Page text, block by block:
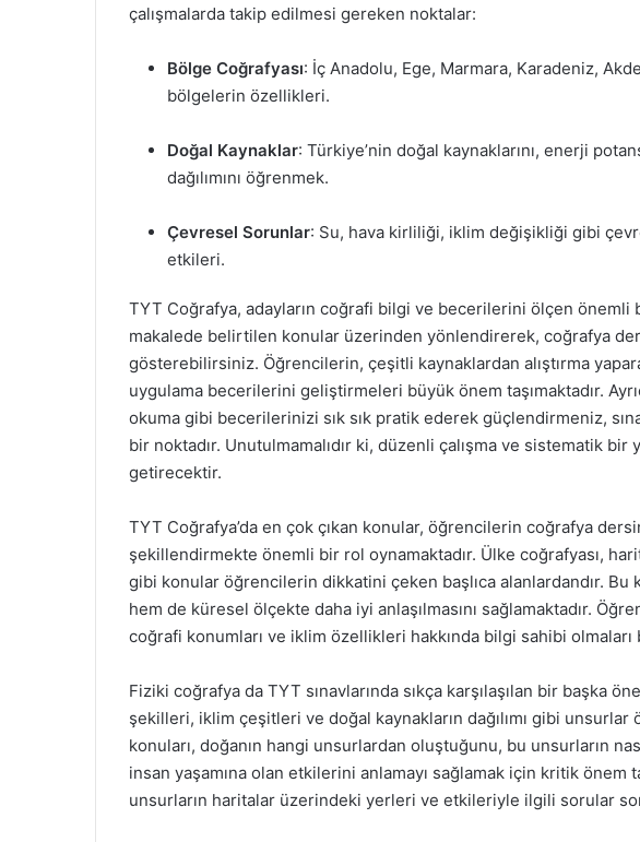
çalışmalarda takip edilmesi gereken noktalar:
Bölge Coğrafyası: İç Anadolu, Ege, Marmara, Karadeniz,
bölgelerin özellikleri.
Doğal Kaynaklar: Türkiye’nin doğal kaynaklarını, enerji
dağılımını öğrenmek.
Çevresel Sorunlar: Su, hava kirliliği, iklim değişikliği gibi
etkileri.
TYT Coğrafya, adayların coğrafi bilgi ve becerilerini ölçen önemli bir
makalede belirtilen konular üzerinden yönlendirerek, coğrafya
gösterebilirsiniz. Öğrencilerin, çeşitli kaynaklardan alıştırma
uygulama becerilerini geliştirmeleri büyük önem taşımaktadır.
okuma gibi becerilerinizi sık sık pratik ederek güçlendirmeniz,
bir noktadır. Unutulmamalıdır ki, düzenli çalışma ve sistematik bir
getirecektir.
TYT Coğrafya’da en çok çıkan konular, öğrencilerin coğrafya
şekillendirmekte önemli bir rol oynamaktadır. Ülke coğrafyası,
gibi konular öğrencilerin dikkatini çeken başlıca alanlardandır.
hem de küresel ölçekte daha iyi anlaşılmasını sağlamaktadır.
coğrafi konumları ve iklim özellikleri hakkında bilgi sahibi
Fiziki coğrafya da TYT sınavlarında sıkça karşılaşılan bir başka
şekilleri, iklim çeşitleri ve doğal kaynakların dağılımı gibi unsurlar
konuları, doğanın hangi unsurlardan oluştuğunu, bu unsurların
insan yaşamına olan etkilerini anlamayı sağlamak için kritik önem
unsurların haritalar üzerindeki yerleri ve etkileriyle ilgili sorular